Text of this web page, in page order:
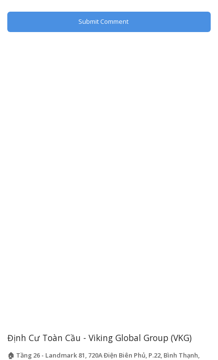
Định Cư Toàn Cầu - Viking Global Group (VKG)
🏠 Tầng 26 - Landmark 81, 720A Điện Biên Phủ, P.22, Bình Thạnh,